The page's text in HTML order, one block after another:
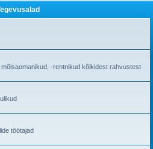
-rentnikud kõikidest rahvustest
töötajad